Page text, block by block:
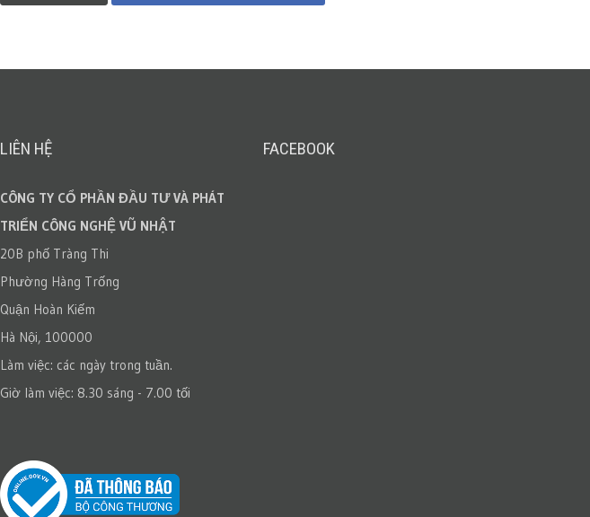
LIÊN HỆ
CÔNG TY CỔ PHẦN ĐẦU TƯ VÀ PHÁT
TRIỂN CÔNG NGHỆ VŨ NHẬT
20B phố Tràng Thi
Phường Hàng Trống
Quận Hoàn Kiếm
Hà Nội, 100000
Làm việc: các ngày trong tuần.
Giờ làm việc: 8.30 sáng - 7.00 tối
FACEBOOK